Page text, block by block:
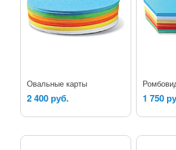
Овальные карты
2 400 руб. 1 750